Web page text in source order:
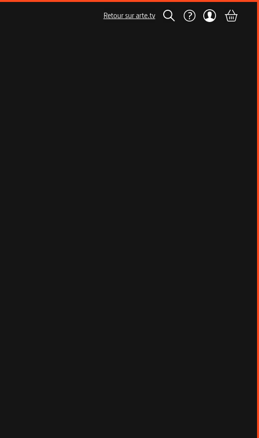
Retour sur arte.tv